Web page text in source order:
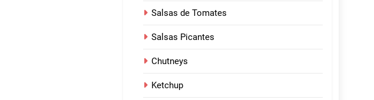
Salsas de Tomates
Salsas Picantes
Chutneys
Ketchup